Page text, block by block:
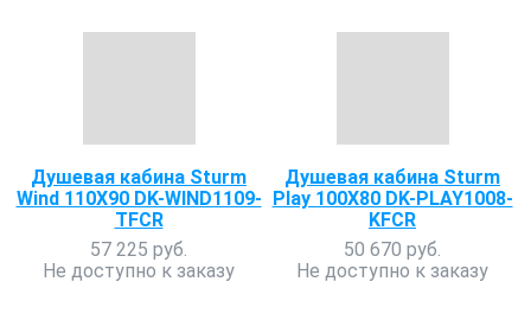
Душевая кабина Sturm
Wind 110X90 DK-WIND1109-
TFCR
57 225 руб.
Не доступно к заказу
Душевая кабина Sturm
Play 100X80 DK-PLAY1008-
KFCR
50 670 руб.
Не доступно к заказу